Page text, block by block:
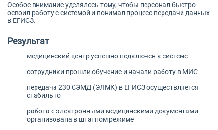
Особое внимание уделялось тому, чтобы персонал быстро
освоил работу с системой и понимал процесс передачи данных
в ЕГИСЗ.
Результат
медицинский центр успешно подключен к системе
сотрудники прошли обучение и начали работу в МИС
передача 230 СЭМД (ЭЛМК) в ЕГИСЗ осуществляется
стабильно
работа с электронными медицинскими документами
организована в штатном режиме